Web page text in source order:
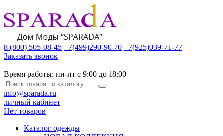
8 (800) 505-08-45 +7(499)290-90-70 +7(925)039-71-77
Заказать звонок
Время работы: пн-пт с 9:00 до 18:00
info@sparada.ru
личный кабинет
Нет товаров
Каталог одежды